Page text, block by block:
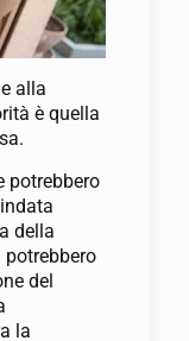
alla
è quella
potrebbero
della
del
la